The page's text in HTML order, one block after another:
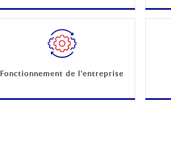
Fonctionnement de l'entreprise